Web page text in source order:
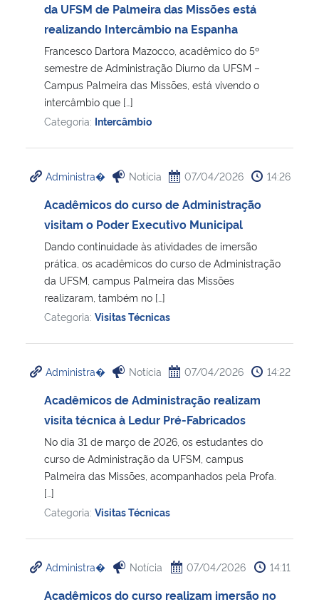
da UFSM de Palmeira das Missões está
realizando Intercâmbio na Espanha
Francesco Dartora Mazocco, acadêmico do 5º
semestre de Administração Diurno da UFSM –
Campus Palmeira das Missões, está vivendo o
intercâmbio que […]
Categoria: Intercâmbio
Administra� Notícia 07/04/2026 14:26
Acadêmicos do curso de Administração
visitam o Poder Executivo Municipal
Dando continuidade às atividades de imersão
prática, os acadêmicos do curso de Administração
da UFSM, campus Palmeira das Missões
realizaram, também no […]
Categoria: Visitas Técnicas
Administra� Notícia 07/04/2026 14:22
Acadêmicos de Administração realizam
visita técnica à Ledur Pré-Fabricados
No dia 31 de março de 2026, os estudantes do
curso de Administração da UFSM, campus
Palmeira das Missões, acompanhados pela Profa.
[…]
Categoria: Visitas Técnicas
Administra� Notícia 07/04/2026 14:11
Acadêmicos do curso realizam imersão no